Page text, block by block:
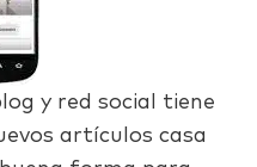
y red social tiene
artículos casa